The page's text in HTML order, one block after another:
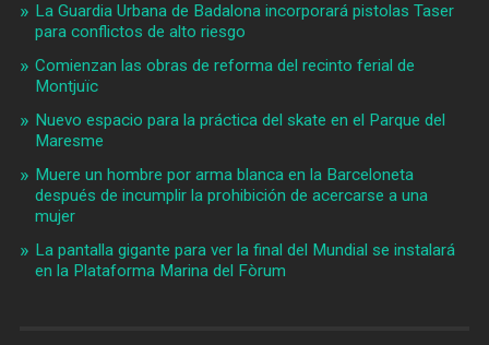
La Guardia Urbana de Badalona incorporará pistolas Taser
para conflictos de alto riesgo
Comienzan las obras de reforma del recinto ferial de
Montjuïc
Nuevo espacio para la práctica del skate en el Parque del
Maresme
Muere un hombre por arma blanca en la Barceloneta
después de incumplir la prohibición de acercarse a una
mujer
La pantalla gigante para ver la final del Mundial se instalará
en la Plataforma Marina del Fòrum